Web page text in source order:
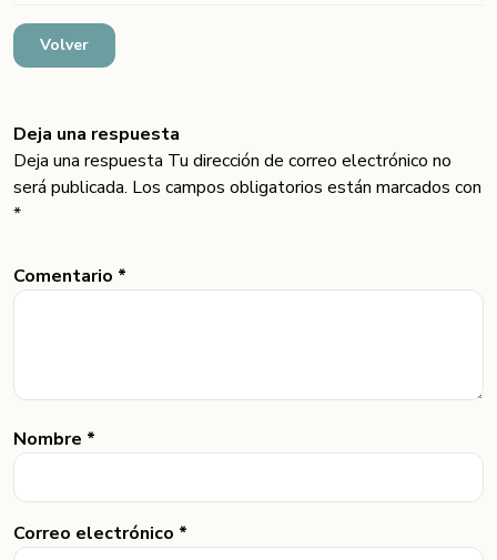
Volver
Deja una respuesta
Deja una respuesta Tu dirección de correo electrónico no
será publicada. Los campos obligatorios están marcados con
*
Comentario *
Nombre *
Correo electrónico *